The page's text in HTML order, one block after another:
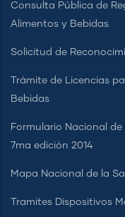
Consulta Pública de
Alimentos y Bebidas
Solicitud de
Trámite de Licencias
Bebidas
Formulario Nacional
7ma edición 2014
Mapa Nacional de la
Tramites Dispositivos